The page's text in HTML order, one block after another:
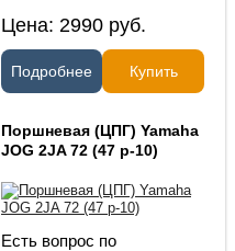
Цена: 2990 руб.
Подробнее Купить
Поршневая (ЦПГ) Yamaha
JOG 2JA 72 (47 p-10)
Есть вопрос по